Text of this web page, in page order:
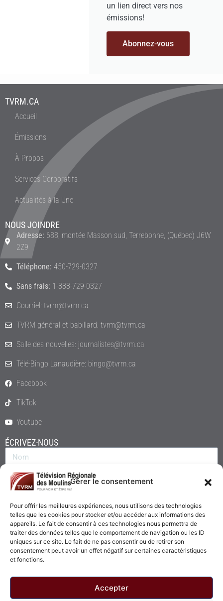
Gérer le consentement
Pour offrir les meilleures expériences, nous utilisons des technologies
telles que les cookies pour stocker et/ou accéder aux informations des
appareils. Le fait de consentir à ces technologies nous permettra de
traiter des données telles que le comportement de navigation ou les ID
uniques sur ce site. Le fait de ne pas consentir ou de retirer son
consentement peut avoir un effet négatif sur certaines caractéristiques
et fonctions.
Accepter
un lien direct vers nos
émissions!
Abonnez-vous
TVRM.CA
Accueil
Émissions
À Propos
Services Corporatifs
Actualités à la Une
NOUS JOINDRE
Adresse: 688, montée Masson sud, Terrebonne, (Québec) J6W
2Z9
Téléphone: 450-729-0327
Sans frais: 1-888-729-0327
Courriel: tvrm@tvrm.ca
TVRM général et babillard: tvrm@tvrm.ca
Salle des nouvelles: journalistes@tvrm.ca
Télé-Bingo Lanaudière: bingo@tvrm.ca
Facebook
TikTok
Youtube
ÉCRIVEZ-NOUS